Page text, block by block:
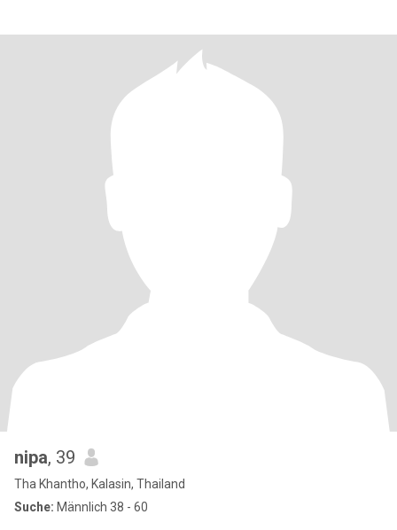
nipa, 39
Tha Khantho, Kalasin, Thailand
Suche: Männlich 38 - 60